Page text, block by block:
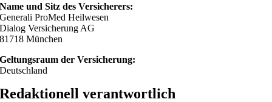
Name und Sitz des Versicherers:
Generali ProMed Heilwesen
Dialog Versicherung AG
81718 München
Geltungsraum der Versicherung:
Deutschland
Redaktionell verantwortlich